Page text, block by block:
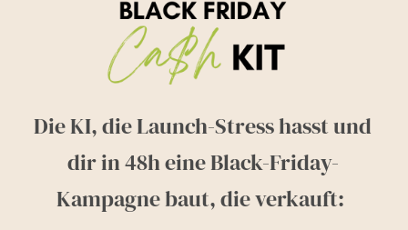
Die KI, die Launch-Stress hasst und
dir in 48h eine Black-Friday-
Kampagne baut, die verkauft: